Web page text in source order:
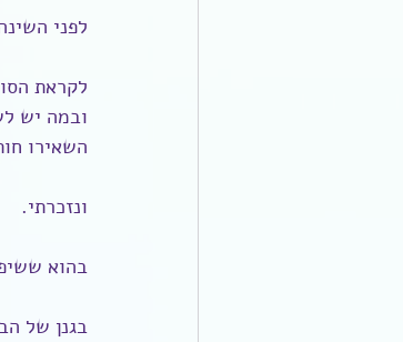
לפני
לקראת
ובמה יש
השאירו
ונזכרתי.
בהוא
בגנן של